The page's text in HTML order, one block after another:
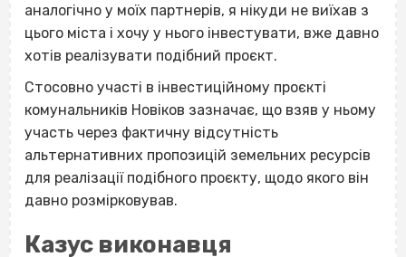
аналогічно у моїх партнерів, я нікуди не виїхав з
цього міста і хочу у нього інвестувати, вже давно
хотів реалізувати подібний проєкт.
Стосовно участі в інвестиційному проєкті
комунальників Новіков зазначає, що взяв у ньому
участь через фактичну відсутність
альтернативних пропозицій земельних ресурсів
для реалізації подібного проєкту, щодо якого він
давно розмірковував.
Казус виконавця